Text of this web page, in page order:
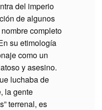
del imperio
de algunos
completo
su etimología
como un
y asesino.
luchaba de
la gente
terrenal, es